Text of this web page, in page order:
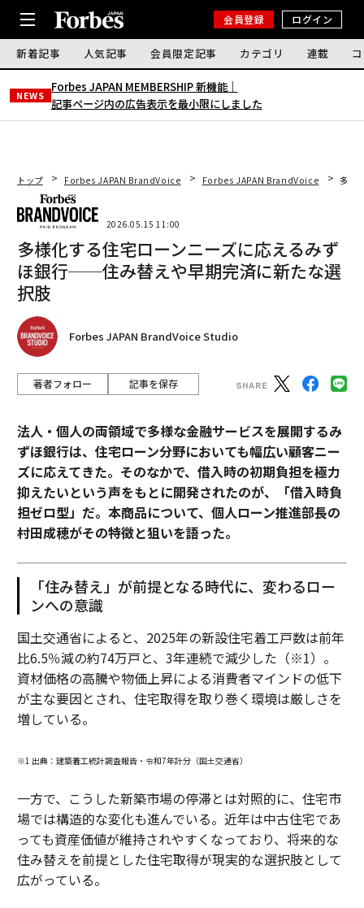
会員登録 ログイン
新着記事 人気記事 会員限定記事 カテゴリ 連載
NEWS
Forbes JAPAN MEMBERSHIP 新機能｜
記事ページ内の広告表示を最小限にしました
トップ Forbes JAPAN BrandVoice Forbes JAPAN BrandVoice 多様
2026.05.15 11:00
多様化する住宅ローンニーズに応えるみず
ほ銀行──住み替えや早期完済に新たな選
択肢
Forbes JAPAN BrandVoice Studio
著者フォロー 記事を保存
法人・個人の両領域で多様な金融サービスを展開するみ
ずほ銀行は、住宅ローン分野においても幅広い顧客ニー
ズに応えてきた。そのなかで、借入時の初期負担を極力
抑えたいという声をもとに開発されたのが、「借入時負
担ゼロ型」だ。本商品について、個人ローン推進部長の
村田成穂がその特徴と狙いを語った。
「住み替え」が前提となる時代に、変わるロー
ンへの意識
国土交通省によると、2025年の新設住宅着工戸数は前年
比6.5％減の約74万戸と、3年連続で減少した（※1）。
資材価格の高騰や物価上昇による消費者マインドの低下
が主な要因とされ、住宅取得を取り巻く環境は厳しさを
増している。
※1 出典：建築着工統計調査報告・令和7年計分（国土交通省）
一方で、こうした新築市場の停滞とは対照的に、住宅市
場では構造的な変化も進んでいる。近年は中古住宅であ
っても資産価値が維持されやすくなっており、将来的な
住み替えを前提とした住宅取得が現実的な選択肢として
広がっている。